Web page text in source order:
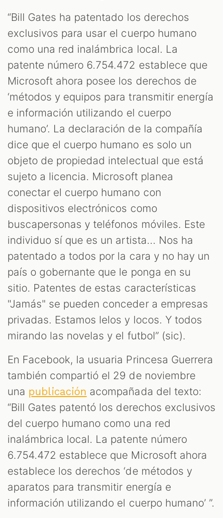
“Bill Gates ha patentado los derechos
exclusivos para usar el cuerpo humano
como una red inalámbrica local. La
patente número 6.754.472 establece que
Microsoft ahora posee los derechos de
‘métodos y equipos para transmitir energía
e información utilizando el cuerpo
humano’. La declaración de la compañía
dice que el cuerpo humano es solo un
objeto de propiedad intelectual que está
sujeto a licencia. Microsoft planea
conectar el cuerpo humano con
dispositivos electrónicos como
buscapersonas y teléfonos móviles. Este
individuo sí que es un artista... Nos ha
patentado a todos por la cara y no hay un
país o gobernante que le ponga en su
sitio. Patentes de estas características
"Jamás" se pueden conceder a empresas
privadas. Estamos lelos y locos. Y todos
mirando las novelas y el futbol” (sic).
En Facebook, la usuaria Princesa Guerrera
también compartió el 29 de noviembre
una publicación acompañada del texto:
“Bill Gates patentó los derechos exclusivos
del cuerpo humano como una red
inalámbrica local. La patente número
6.754.472 establece que Microsoft ahora
establece los derechos ‘de métodos y
aparatos para transmitir energía e
información utilizando el cuerpo humano’ ”.